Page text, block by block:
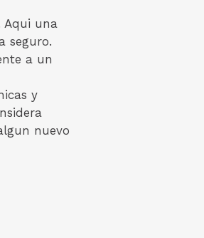
Aqui una
seguro.
a un
y
nuevo